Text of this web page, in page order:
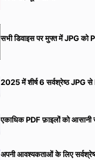
सभी डिवाइस पर मुफ्त में JPG
2025 में शीर्ष 6 सर्वश्रेष्ठ JPG से
एकाधिक PDF फ़ाइलों को
अपनी आवश्यकताओं के लिए